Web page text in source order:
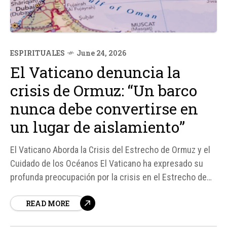
ESPIRITUALES June 24, 2026
El Vaticano denuncia la
crisis de Ormuz: “Un barco
nunca debe convertirse en
un lugar de aislamiento”
El Vaticano Aborda la Crisis del Estrecho de Ormuz y el
Cuidado de los Océanos El Vaticano ha expresado su
profunda preocupación por la crisis en el Estrecho de
atrapados durante más de cien días. Esta situación ha
READ MORE